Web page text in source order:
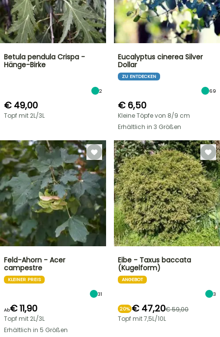
Betula pendula Crispa -
Hänge-Birke
2
€ 49,00
Topf mit 2L/3L
Eucalyptus cinerea Silver
Dollar
ZU ENTDECKEN
69
€ 6,50
Kleine Töpfe von 8/9 cm
Erhältlich in 3 Größen
Feld-Ahorn - Acer
campestre
KLEINER PREIS
31
Ab€ 11,90
Topf mit 2L/3L
Erhältlich in 5 Größen
Eibe - Taxus baccata
(Kugelform)
ANGEBOT
3
20% € 47,20€ 59,00
Topf mit 7,5L/10L